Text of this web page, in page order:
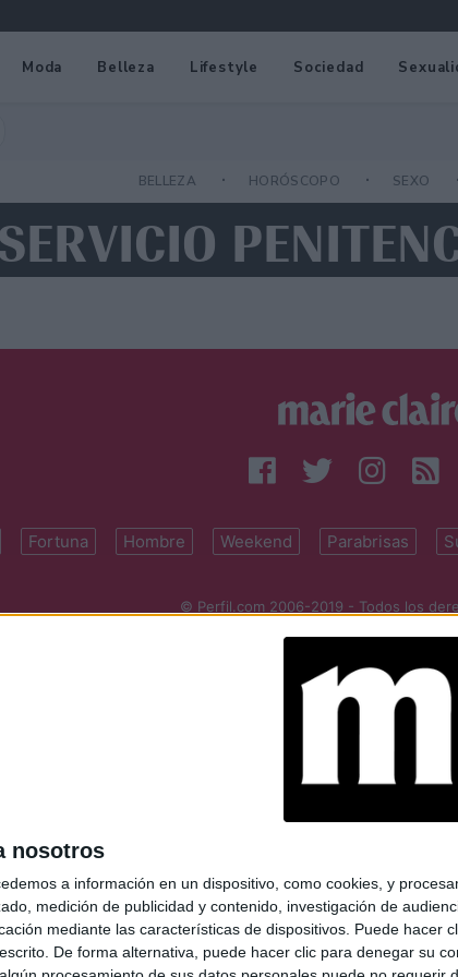
nosotros
a información en un dispositivo, como cookies, y
medición de publicidad y contenido, investigación de
mediante las características de dispositivos. Puede
De forma alternativa, puede hacer clic para denegar su
Moda Belleza Lifestyle Sociedad
BELLEZA HORÓSCOPO SEXO
Fortuna Hombre Weekend Parabrisas
© Perfil.com 2006-2019 - Todos los
perfilcom@perfil.com| Propietario: